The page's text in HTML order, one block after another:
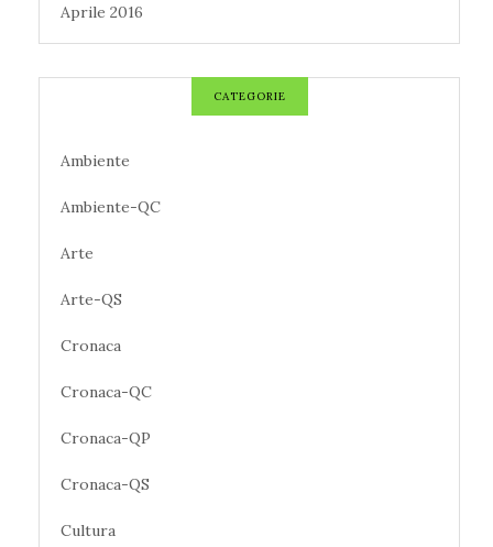
Aprile 2016
CATEGORIE
Ambiente
Ambiente-QC
Arte
Arte-QS
Cronaca
Cronaca-QC
Cronaca-QP
Cronaca-QS
Cultura